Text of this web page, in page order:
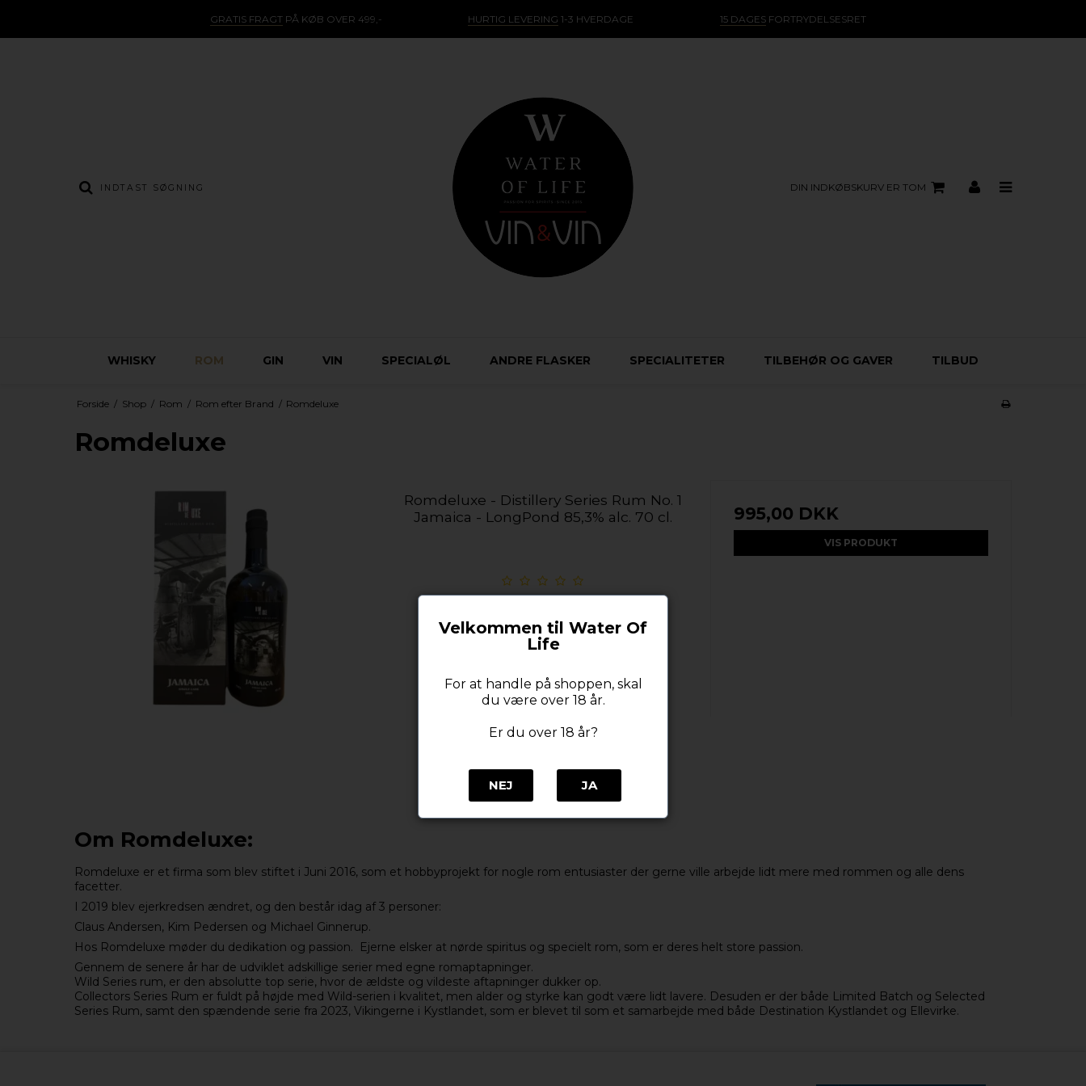
GRATIS FRAGTPÅ KØB OVER 499,- HURTIG LEVERING 1-3 HVERDAGE 15 DAGESFORTRYDELSESRET
DIN INDKØBSKURV ER TOM
WHISKY ROM GIN VIN SPECIALØL ANDRE FLASKER SPECIALITETER TILBEHØR OG GAVER TILBUD
Forside / Shop / Rom / Rom efter Brand / Romdeluxe
Romdeluxe
Romdeluxe - Distillery Series Rum No. 1
Jamaica - LongPond 85,3% alc. 70 cl.
995,00 DKK
VIS PRODUKT
Om Romdeluxe:
Romdeluxe er et firma som blev stiftet i Juni 2016, som et hobbyprojekt for nogle rom entusiaster der gerne ville arbejde lidt mere med rommen og alle dens
facetter.
I 2019 blev ejerkredsen ændret, og den består idag af 3 personer:
Claus Andersen, Kim Pedersen og Michael Ginnerup.
Hos Romdeluxe møder du dedikation og passion. Ejerne elsker at nørde spiritus og specielt rom, som er deres helt store passion.
Gennem de senere år har de udviklet adskillige serier med egne romaptapninger.
Wild Series rum, er den absolutte top serie, hvor de ældste og vildeste aftapninger dukker op.
Collectors Series Rum er fuldt på højde med Wild-serien i kvalitet, men alder og styrke kan godt være lidt lavere. Desuden er der både Limited Batch og Selected
Series Rum, samt den spændende serie fra 2023, Vikingerne i Kystlandet, som er blevet til som et samarbejde med både Destination Kystlandet og Ellevirke.
Velkommen til Water Of
Life
For at handle på shoppen, skal
du være over 18 år.
Er du over 18 år?
NEJ JA